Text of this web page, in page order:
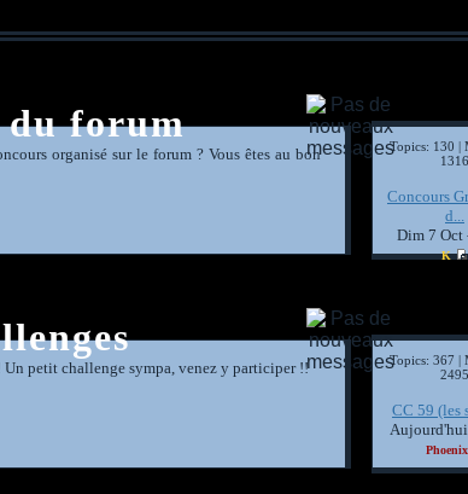
du forum
organisé sur le forum ? Vous êtes au bon
Topics: 130 |
1316
Concours
d...
Dim 7 Oct
K
petit challenge sympa, venez y participer !!
Topics: 367 |
2495
CC 59 (les
Phoenix